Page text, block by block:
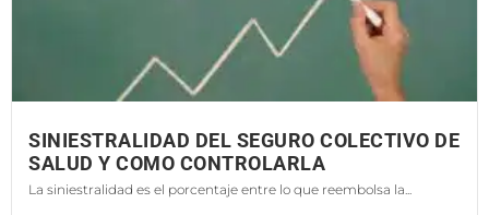
SINIESTRALIDAD DEL SEGURO COLECTIVO DE
SALUD Y COMO CONTROLARLA
La siniestralidad es el porcentaje entre lo que reembolsa la...